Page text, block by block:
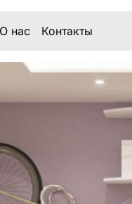
О нас Контакты